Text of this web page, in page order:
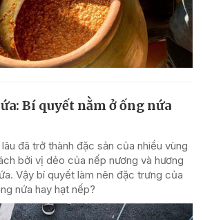
Bí quyết nằm ở ống nứa
đã trở thành đặc sản của nhiều vùng
bởi vị dẻo của nếp nương và hương
Vậy bí quyết làm nên đặc trưng của
nứa hay hạt nếp?